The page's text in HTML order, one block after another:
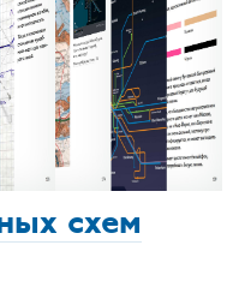
схем